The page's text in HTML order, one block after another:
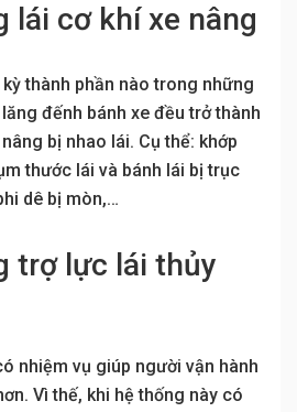
lái cơ khí xe nâng
thành phần nào trong những
đếnh bánh xe đều trở thành
bị nhao lái. Cụ thể: khớp
thước lái và bánh lái bị trục
dê bị mòn,…
trợ lực lái thủy
nhiệm vụ giúp người vận hành
Vì thế, khi hệ thống này có